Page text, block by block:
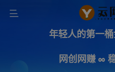
年轻人的第一
网创网赚 ∞